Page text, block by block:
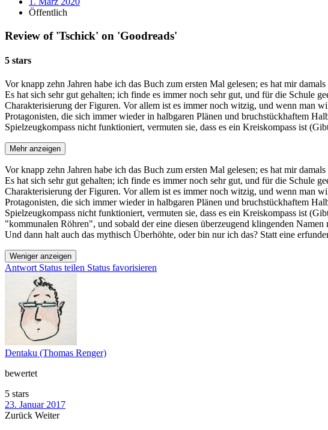
Öffentlich
Review of 'Tschick' on 'Goodreads'
5 stars
Vor knapp zehn Jahren habe ich das Buch zum ersten Mal gelesen; es hat mir
Es hat sich sehr gut gehalten; ich finde es immer noch sehr gut, und für die Schule
Charakterisierung der Figuren. Vor allem ist es immer noch witzig, und wenn man
Protagonisten, die sich immer wieder in halbgaren Plänen und bruchstückhaftem
Spielzeugkompass nicht funktioniert, vermuten sie, dass es ein Kreiskompass ist
Mehr anzeigen
Vor knapp zehn Jahren habe ich das Buch zum ersten Mal gelesen; es hat mir
Es hat sich sehr gut gehalten; ich finde es immer noch sehr gut, und für die Schule
Charakterisierung der Figuren. Vor allem ist es immer noch witzig, und wenn man
Protagonisten, die sich immer wieder in halbgaren Plänen und bruchstückhaftem
Spielzeugkompass nicht funktioniert, vermuten sie, dass es ein Kreiskompass ist
"kommunalen Röhren", und sobald der eine diesen überzeugend klingenden Namen
Und dann halt auch das mythisch Überhöhte, oder bin nur ich das? Statt eine
Weniger anzeigen
Antwort Status teilen Status favorisieren
Dentaku (Thomas Renger)
bewertet
5 stars
23. Januar 2017
Zurück Weiter